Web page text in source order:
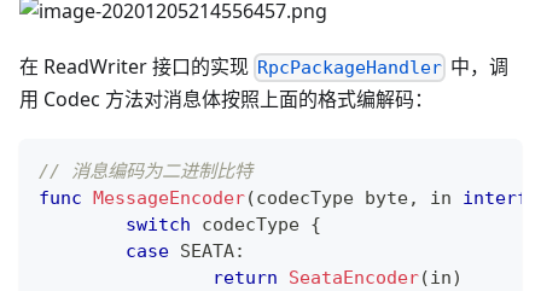
在 ReadWriter 接口的实现 RpcPackageHandler 中，调
用 Codec 方法对消息体按照上面的格式编解码：
// 消息编码为二进制比特
func MessageEncoder(codecType byte, in
switch codecType {
case SEATA:
return
SeataEncoder(in)